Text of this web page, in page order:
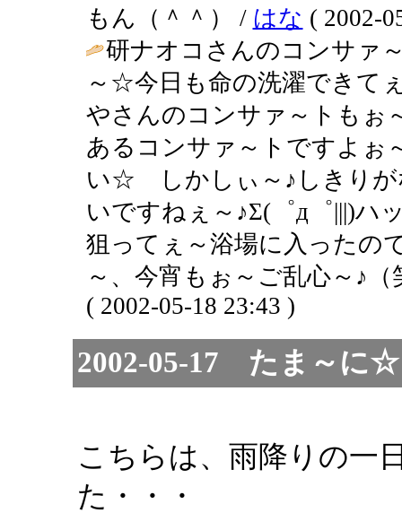
もん（＾＾） / はな ( 2002-
研ナオコさんのコンサァ
～☆今日も命の洗濯できて
やさんのコンサァ～トもぉ
あるコンサァ～トですよぉ
い☆ しかしぃ～♪しきりが
いですねぇ～♪Σ(゜д゜|||)ハ
狙ってぇ～浴場に入ったの
～、今宵もぉ～ご乱心～♪
( 2002-05-18 23:43 )
2002-05-17 たま～に
こちらは、雨降りの一
た・・・